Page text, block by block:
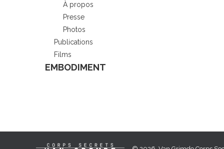
À propos
Presse
Photos
Publications
Films
EMBODIMENT